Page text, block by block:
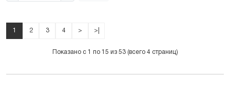
1 2 3 4 > >|
Показано с 1 по 15 из 53 (всего 4 страниц)